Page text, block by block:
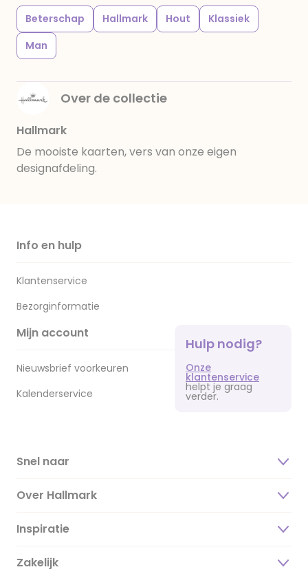
Beterschap Hallmark Hout
Klassiek
Man
Over de collectie
Hallmark
De mooiste kaarten, vers van onze eigen
designafdeling.
Info en hulp
Klantenservice
Bezorginformatie
Mijn account
Nieuwsbrief voorkeuren
Kalenderservice
Hulp nodig?
Onze
klantenservice
helpt je graag
verder.
Snel naar
Over Hallmark
Over ons
Duurzaamheid
Inspiratie
Magazine
Zakelijk